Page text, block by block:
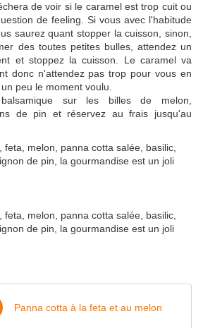
de voir si le caramel est trop cuit ou
de feeling. Si vous avec l'habitude
saurez quant stopper la cuisson, sinon,
des toutes petites bulles, attendez un
et stoppez la cuisson. Le caramel va
donc n'attendez pas trop pour vous en
peu le moment voulu.
sur les billes de melon,
de pin et réservez au frais jusqu'au
Panna cotta à la feta et au melon